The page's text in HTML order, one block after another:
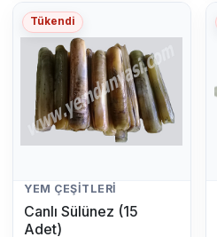
Tükendi
YEM ÇEŞITLERI
Canlı Sülünez (15
Adet)